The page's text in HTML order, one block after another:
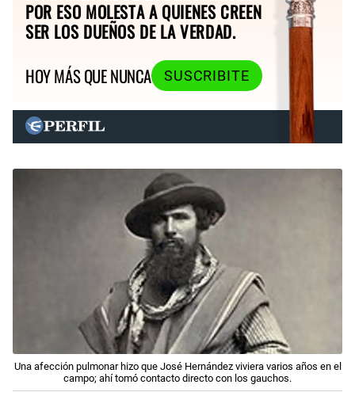
POR ESO MOLESTA A QUIENES CREEN
SER LOS DUEÑOS DE LA VERDAD.
HOY MÁS QUE NUNCA
SUSCRIBITE
Una afección pulmonar hizo que José Hernández viviera varios años en el
campo; ahí tomó contacto directo con los gauchos.